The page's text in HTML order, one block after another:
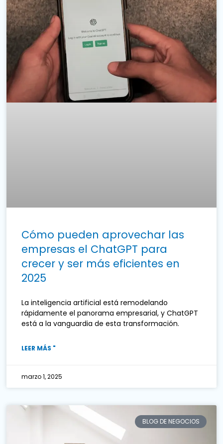
Cómo pueden aprovechar las
empresas el ChatGPT para
crecer y ser más eficientes en
2025
La inteligencia artificial está remodelando
rápidamente el panorama empresarial, y ChatGPT
está a la vanguardia de esta transformación.
LEER MÁS "
marzo 1, 2025
BLOG DE NEGOCIOS